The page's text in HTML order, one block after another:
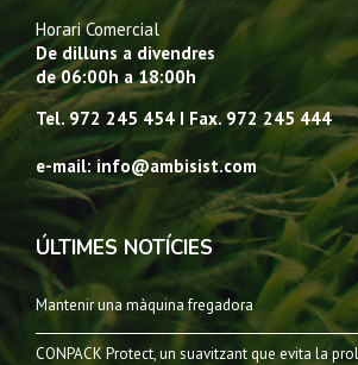
Horari Comercial
De dilluns a divendres
de 06:00h a 18:00h
Tel. 972 245 454 I Fax. 972 245 444
e-mail: info@ambisist.com
ÚLTIMES NOTÍCIES
Mantenir una màquina fregadora
CONPACK Protect, un suavitzant que evita la